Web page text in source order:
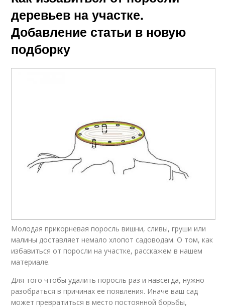
деревьев на участке.
Добавление статьи в новую
подборку
Молодая прикорневая поросль вишни, сливы, груши или
малины доставляет немало хлопот садоводам. О том, как
избавиться от поросли на участке, расскажем в нашем
материале.
Для того чтобы удалить поросль раз и навсегда, нужно
разобраться в причинах ее появления. Иначе ваш сад
может превратиться в место постоянной борьбы,